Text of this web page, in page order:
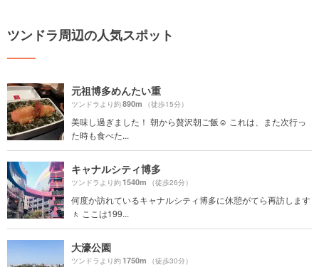
ツンドラ周辺の人気スポット
元祖博多めんたい重
ツンドラより約890m （徒歩15分）
美味し過ぎました！ 朝から贅沢朝ご飯☺️ これは、また次行っ
た時も食べた...
キャナルシティ博多
ツンドラより約1540m （徒歩26分）
何度か訪れているキャナルシティ博多に休憩がてら再訪します
🚶 ここは199...
大濠公園
ツンドラより約1750m （徒歩30分）